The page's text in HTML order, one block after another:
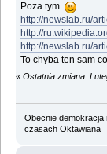
Poza tym
http://newslab.ru/
http://
http://newslab.ru/
To chyba ten sam
« Ostatnia zmiana:
Obecnie demokracja
czasach Oktawiana